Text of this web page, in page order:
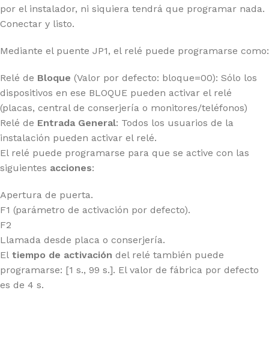
por el instalador, ni siquiera tendrá que programar nada.
Conectar y listo.
Mediante el puente JP1, el relé puede programarse como:
Relé de Bloque (Valor por defecto: bloque=00): Sólo los
dispositivos en ese BLOQUE pueden activar el relé
(placas, central de conserjería o monitores/teléfonos)
Relé de Entrada General: Todos los usuarios de la
instalación pueden activar el relé.
El relé puede programarse para que se active con las
siguientes acciones:
Apertura de puerta.
F1 (parámetro de activación por defecto).
F2
Llamada desde placa o conserjería.
El tiempo de activación del relé también puede
programarse: [1 s., 99 s.]. El valor de fábrica por defecto
es de 4 s.